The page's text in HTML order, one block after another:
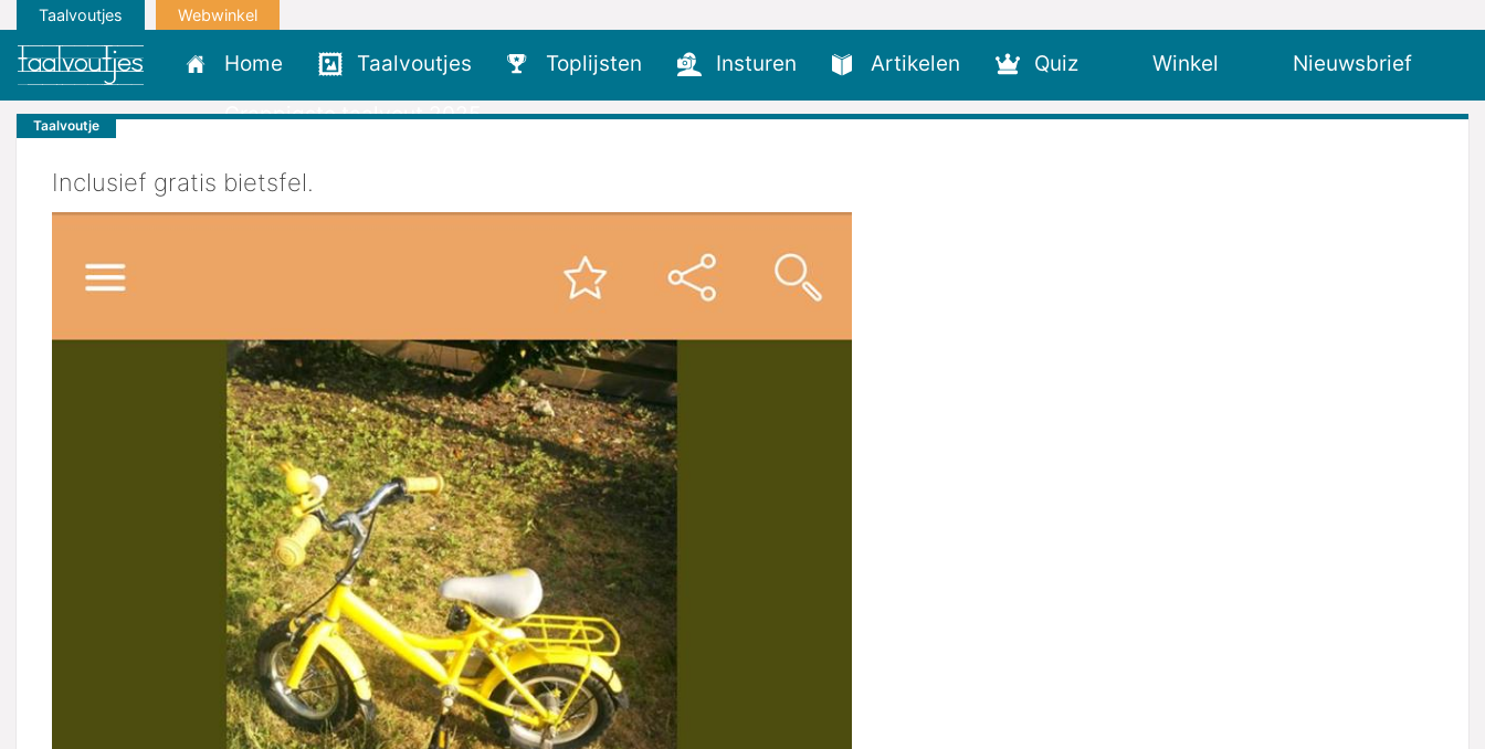
Taalvoutjes Webwinkel
Home Taalvoutjes Toplijsten Insturen Artikelen Quiz Winkel
Nieuwsbrief
Grappigste taalvout 2025
Taalvoutje
Inclusief gratis bietsfel.